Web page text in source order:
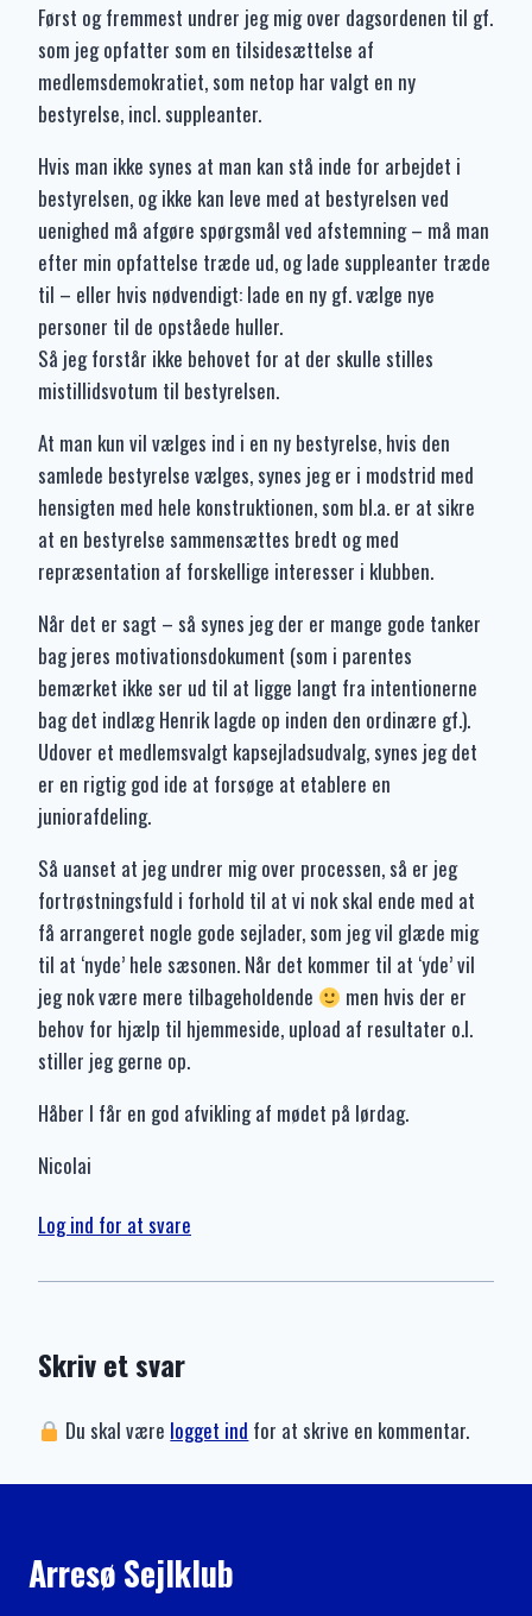
Først og fremmest undrer jeg mig over dagsordenen til gf.
som jeg opfatter som en tilsidesættelse af
medlemsdemokratiet, som netop har valgt en ny
bestyrelse, incl. suppleanter.
Hvis man ikke synes at man kan stå inde for arbejdet i
bestyrelsen, og ikke kan leve med at bestyrelsen ved
uenighed må afgøre spørgsmål ved afstemning – må man
efter min opfattelse træde ud, og lade suppleanter træde
til – eller hvis nødvendigt: lade en ny gf. vælge nye
personer til de opståede huller.
Så jeg forstår ikke behovet for at der skulle stilles
mistillidsvotum til bestyrelsen.
At man kun vil vælges ind i en ny bestyrelse, hvis den
samlede bestyrelse vælges, synes jeg er i modstrid med
hensigten med hele konstruktionen, som bl.a. er at sikre
at en bestyrelse sammensættes bredt og med
repræsentation af forskellige interesser i klubben.
Når det er sagt – så synes jeg der er mange gode tanker
bag jeres motivationsdokument (som i parentes
bemærket ikke ser ud til at ligge langt fra intentionerne
bag det indlæg Henrik lagde op inden den ordinære gf.).
Udover et medlemsvalgt kapsejladsudvalg, synes jeg det
er en rigtig god ide at forsøge at etablere en
juniorafdeling.
Så uanset at jeg undrer mig over processen, så er jeg
fortrøstningsfuld i forhold til at vi nok skal ende med at
få arrangeret nogle gode sejlader, som jeg vil glæde mig
til at ‘nyde’ hele sæsonen. Når det kommer til at ‘yde’ vil
jeg nok være mere tilbageholdende
men hvis der er
behov for hjælp til hjemmeside, upload af resultater o.l.
stiller jeg gerne op.
Håber I får en god afvikling af mødet på lørdag.
Nicolai
Log ind for at svare
Skriv et svar
Du skal være logget ind for at skrive en kommentar.
Arresø Sejlklub